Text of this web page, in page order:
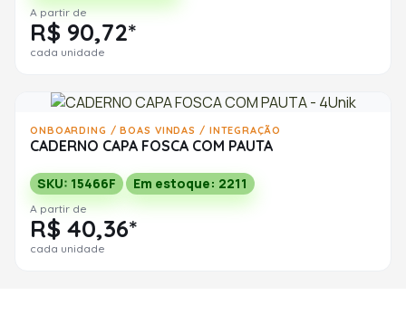
A partir de
R$ 90,72*
cada unidade
ONBOARDING / BOAS VINDAS / INTEGRAÇÃO
CADERNO CAPA FOSCA COM PAUTA
SKU: 15466F Em estoque: 2211
A partir de
R$ 40,36*
cada unidade